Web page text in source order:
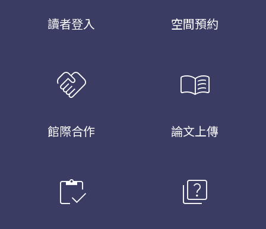
讀者登入 空間預約
handshake
館際合作
menu_book
論文上傳
inventory quiz